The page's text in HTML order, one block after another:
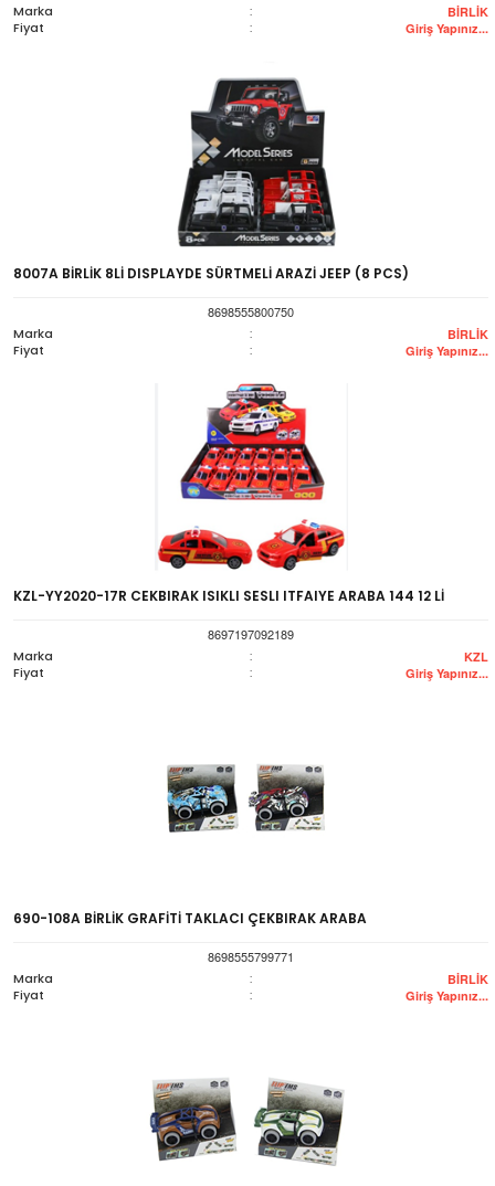
Marka
: BİRLİK
Fiyat : Giriş Yapınız...
8007A BİRLİK 8Lİ DISPLAYDE SÜRTMELİ ARAZİ JEEP (8 PCS)
8698555800750
Marka
: BİRLİK
Fiyat : Giriş Yapınız...
KZL-YY2020-17R CEKBIRAK ISIKLI SESLI ITFAIYE ARABA 144 12 Lİ
8697197092189
Marka
: KZL
Fiyat : Giriş Yapınız...
690-108A BİRLİK GRAFİTİ TAKLACI ÇEKBIRAK ARABA
8698555799771
Marka
: BİRLİK
Fiyat : Giriş Yapınız...